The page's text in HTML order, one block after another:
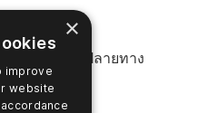
ละเงื่อนไข
นสำหรับผู้ใช้ปลายทาง
หา
×
improve
website